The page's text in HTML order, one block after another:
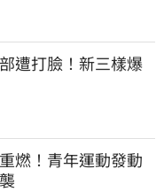
遭打臉！新三樣爆
燃！青年運動發動